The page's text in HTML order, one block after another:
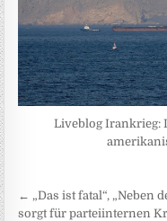
Liveblog Irankrieg:
← „Das ist fatal“, „Neben
sorgt für parteiinternen